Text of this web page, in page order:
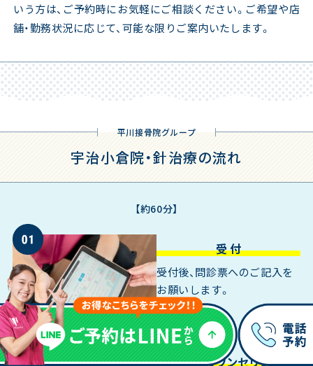
いう方は、ご予約時にお気軽にご相談ください。ご希望や店
舗・勤務状況に応じて、可能な限りご案内いたします。
平川接骨院グループ
宇治小倉院・針治療の流れ
【約60分】
受 付
受付後、問診票へのご記入を
お願いします。
問診・カウンセリング